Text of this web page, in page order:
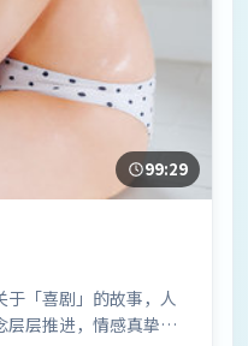
99:29
「喜剧」的故事，人
层推进，情感真挚动